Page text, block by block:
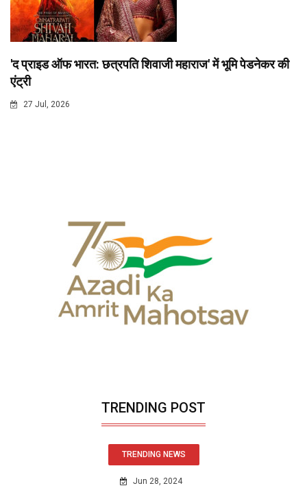
'द प्राइड ऑफ भारत: छत्रपति शिवाजी महाराज' में भूमि पेडनेकर की
एंट्री
27 Jul, 2026
TRENDING POST
TRENDING NEWS
Jun 28, 2024